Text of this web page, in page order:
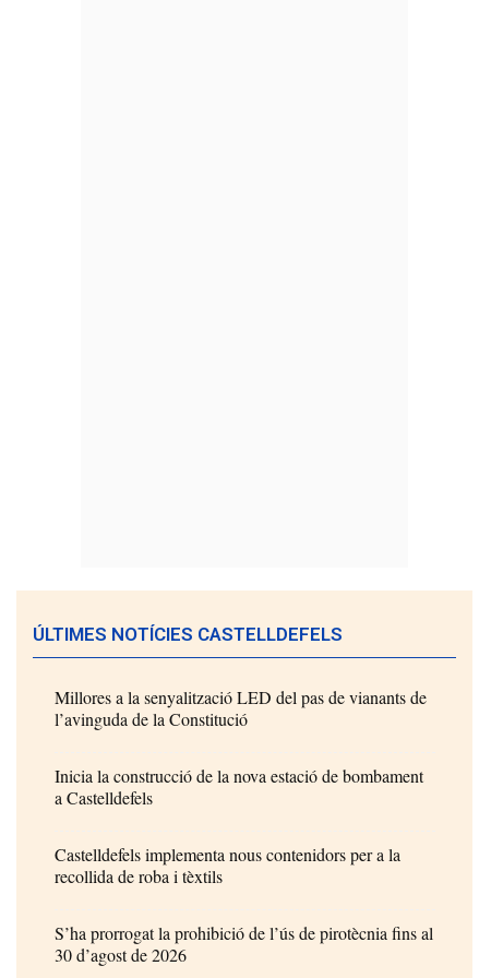
ÚLTIMES NOTÍCIES CASTELLDEFELS
Millores a la senyalització LED del pas de vianants de
l’avinguda de la Constitució
Inicia la construcció de la nova estació de bombament
a Castelldefels
Castelldefels implementa nous contenidors per a la
recollida de roba i tèxtils
S’ha prorrogat la prohibició de l’ús de pirotècnia fins al
30 d’agost de 2026